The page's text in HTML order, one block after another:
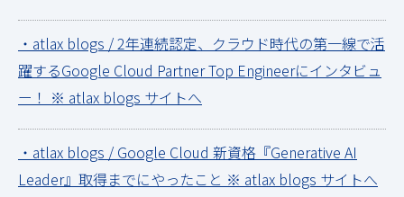
・atlax blogs / 2年連続認定、クラウド時代の第一線で活
躍するGoogle Cloud Partner Top Engineerにインタビュ
ー！ ※ atlax blogs サイトへ
・atlax blogs / Google Cloud 新資格『Generative AI
Leader』取得までにやったこと ※ atlax blogs サイトへ